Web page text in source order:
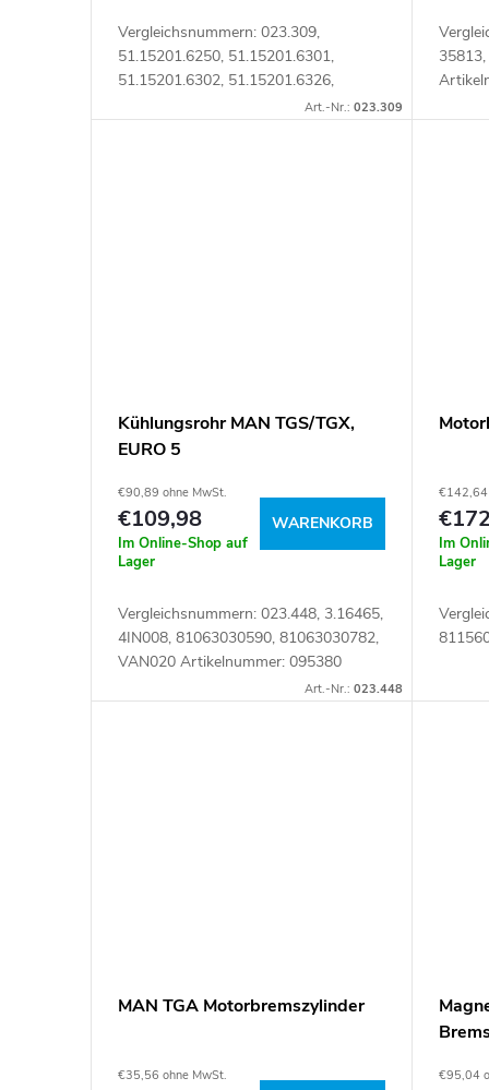
Vergleichsnummern: 023.309,
51.15201.6250, 51.15201.6301,
51.15201.6302, 51.15201.6326,
51152016250, 51152016301,Art.-Nr.:023.309
Kühlungsrohr MAN TGS/TGX,
EURO 5
€90,89 ohne MwSt.
€109,98
Im Online-Shop auf
Lager
WARENKORB
Vergleichsnummern: 023.448, 3.16465,
4IN008, 81063030590, 81063030782,
VAN020 Artikelnummer: 095380
Art.-Nr.:023.448
€142,64
Im
Lager
MAN TGA Motorbremszylinder
€35,56 ohne MwSt. €95,04